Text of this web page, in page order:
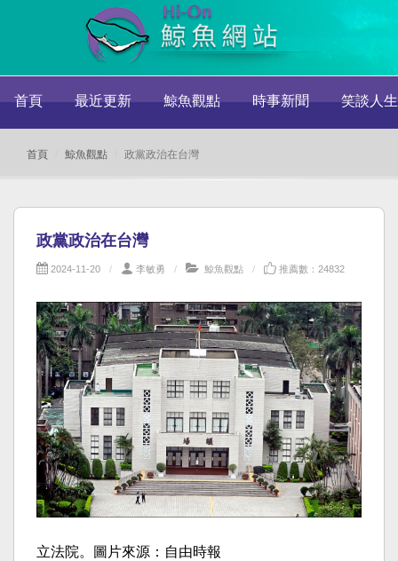
首頁 最近更新 鯨魚觀點 時事新聞 笑談人生
首頁 鯨魚觀點 政黨政治在台灣
政黨政治在台灣
2024-11-20 李敏勇 鯨魚觀點 推薦數：24832
立法院。圖片來源：自由時報